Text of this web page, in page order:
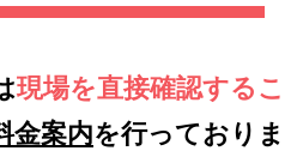
現場を直接確認するこ
金案内を行っておりま